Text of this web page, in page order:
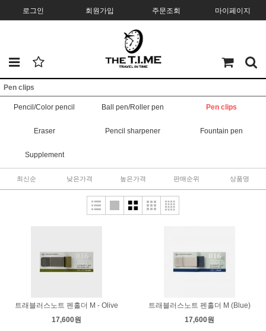
로그인 회원가입 주문조회 마이페이지
Pen clips
Pencil/Color pencil Ball pen/Roller pen Pen clips
Eraser Pencil sharpener Fountain pen
Supplement
최신순 낮은가격 높은가격 판매순위 상품명
트래블러스노트 펜홀더 M - Olive
17,600원
트래블러스노트 펜홀더 M (Blue)
17,600원